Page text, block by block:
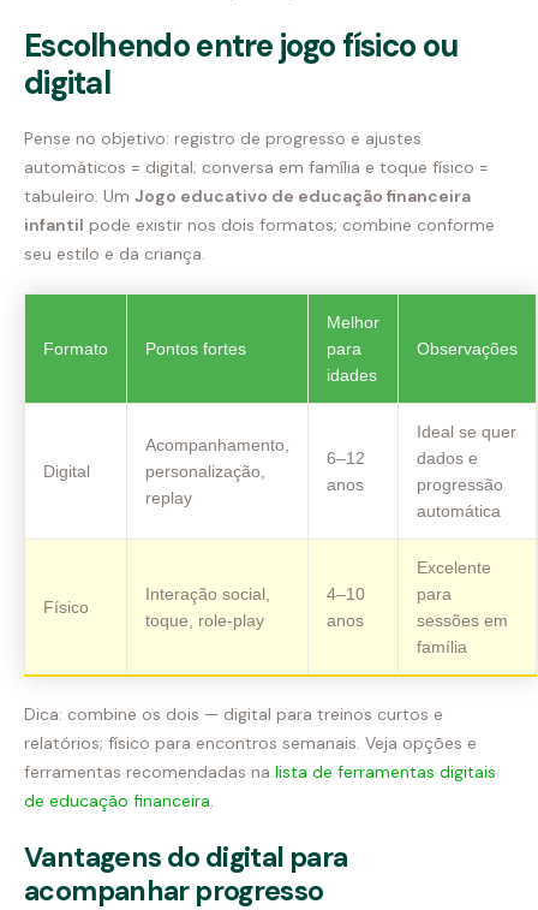
Escolhendo entre jogo físico ou
digital
Pense no objetivo: registro de progresso e ajustes
automáticos = digital; conversa em família e toque físico =
tabuleiro. Um Jogo educativo de educação financeira
infantil pode existir nos dois formatos; combine conforme
seu estilo e da criança.
Formato Pontos fortes
Melhor
para
idades
Observações
Digital
Acompanhamento,
personalização,
replay
6–12
anos
Ideal se quer
dados e
progressão
automática
Físico
Interação social,
toque, role‑play
4–10
anos
Excelente
para
sessões em
família
Dica: combine os dois — digital para treinos curtos e
relatórios; físico para encontros semanais. Veja opções e
ferramentas recomendadas na lista de ferramentas digitais
de educação financeira
Vantagens do digital para
acompanhar progresso